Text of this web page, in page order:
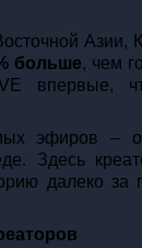
Азии,
больше, чем
впервые,
эфиров –
Здесь
далеко